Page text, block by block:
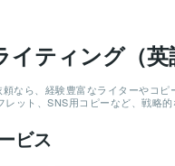
イティング（英
なら、経験豊富なライターやコ
レット、SNS用コピーなど、戦略
ビス